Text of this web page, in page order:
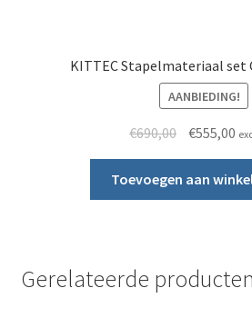
KITTEC Stapelmateriaal set
AANBIEDING!
€690,00 €555,00
Toevoegen aan
Gerelateerde producten